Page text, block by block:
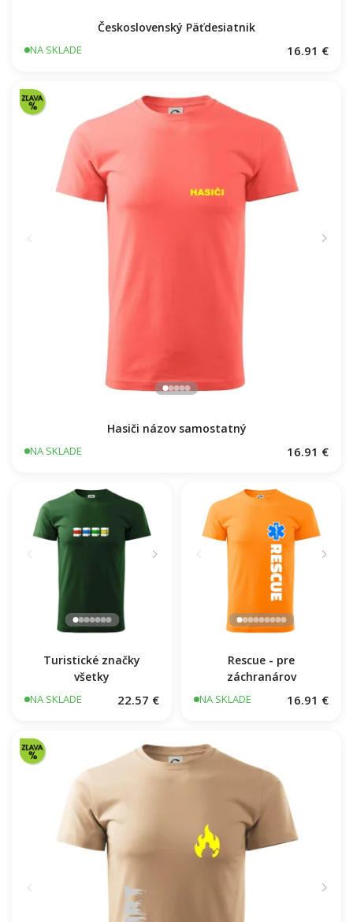
Československý Päťdesiatnik
NA SKLADE 16.91 €
Hasiči názov samostatný
NA SKLADE 16.91 €
Turistické značky
všetky
NA SKLADE 22.57 €
Rescue - pre
záchranárov
NA SKLADE 16.91 €